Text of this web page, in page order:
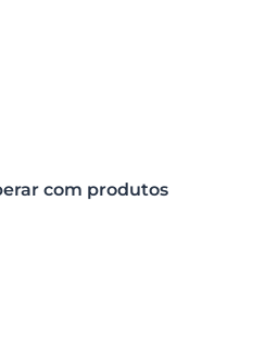
com produtos